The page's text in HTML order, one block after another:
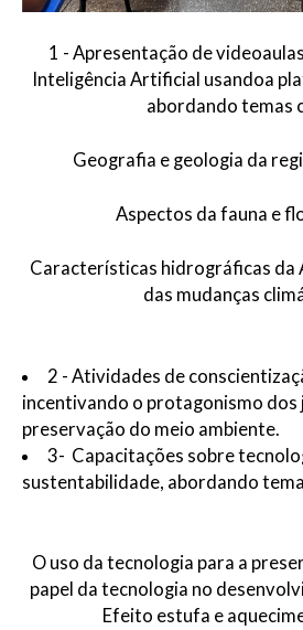
1 - Apresentação de
Inteligência Artificial usandoa
abordando temas
Geografia e geologia da
Aspectos da fauna e
Características hidrográficas da
das mudanças
2 - Atividades de
incentivando o protagonismo dos
preservação do meio ambiente.
3- Capacitações sobre
sustentabilidade, abordando
O uso da tecnologia para a
papel da tecnologia no
Efeito estufa e